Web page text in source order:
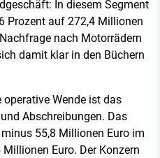
In diesem Segment
Prozent auf 272,4 Millionen
nach Motorrädern
damit klar in den Büchern
Wende ist das
Abschreibungen. Das
55,8 Millionen Euro im
Euro. Der Konzern